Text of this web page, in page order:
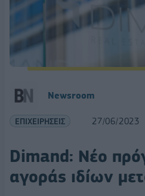
Newsroom
ΕΠΙΧΕΙΡΗΣΕΙΣ 27/06/2023
Dimand: Νέο
αγοράς ιδίων